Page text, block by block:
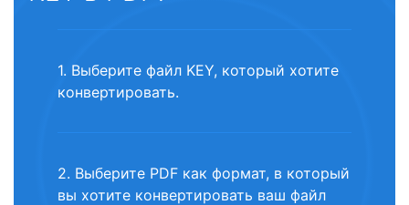
1. Выберите файл KEY, который хотите
конвертировать.
2. Выберите PDF как формат, в который
вы хотите конвертировать ваш файл